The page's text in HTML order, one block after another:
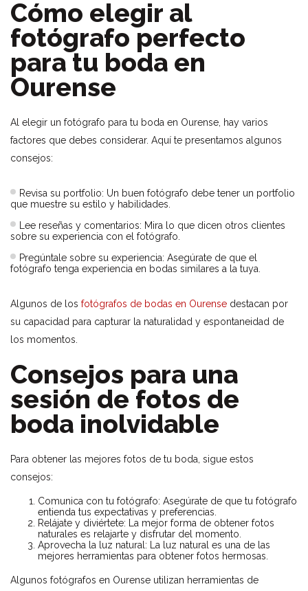
Cómo elegir al
fotógrafo perfecto
para tu boda en
Ourense
Al elegir un fotógrafo para tu boda en Ourense, hay varios
factores que debes considerar. Aquí te presentamos algunos
consejos:
Revisa su portfolio: Un buen fotógrafo debe tener un portfolio
que muestre su estilo y habilidades.
Lee reseñas y comentarios: Mira lo que dicen otros clientes
sobre su experiencia con el fotógrafo.
Pregúntale sobre su experiencia: Asegúrate de que el
fotógrafo tenga experiencia en bodas similares a la tuya.
Algunos de los fotógrafos de bodas en Ourense destacan por
su capacidad para capturar la naturalidad y espontaneidad de
los momentos.
Consejos para una
sesión de fotos de
boda inolvidable
Para obtener las mejores fotos de tu boda, sigue estos
consejos:
Comunica con tu fotógrafo: Asegúrate de que tu fotógrafo
entienda tus expectativas y preferencias.
Relájate y diviértete: La mejor forma de obtener fotos
naturales es relajarte y disfrutar del momento.
Aprovecha la luz natural: La luz natural es una de las
mejores herramientas para obtener fotos hermosas.
Algunos fotógrafos en Ourense utilizan herramientas de